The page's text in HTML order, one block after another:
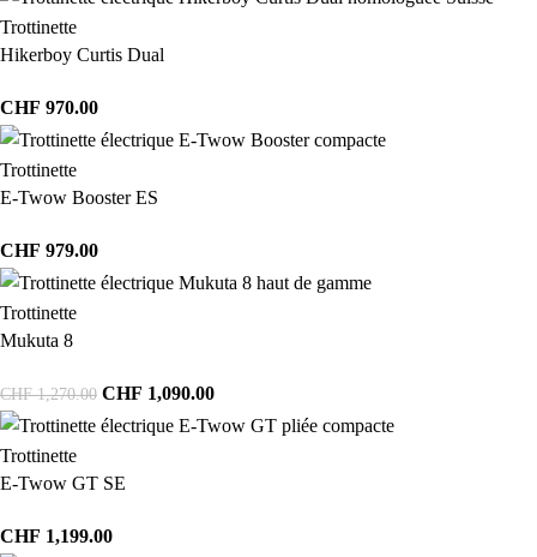
Trottinette
Hikerboy Curtis Dual
CHF 970.00
Trottinette
E-Twow Booster ES
CHF 979.00
Trottinette
Mukuta 8
CHF1,270.00 CHF 1,090.00
Trottinette
E-Twow GT SE
CHF 1,199.00